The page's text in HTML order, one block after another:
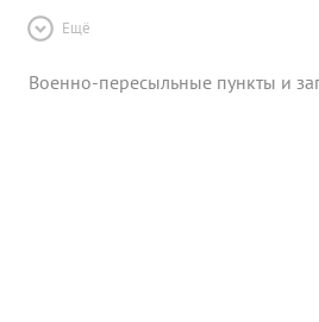
Ещё
Военно-пересыльные пункты и